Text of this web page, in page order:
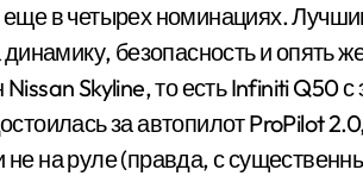
еще в четырех номинациях.
динамику, безопасность и
Skyline, то есть Infiniti Q50
за автопилот ProPilot
на руле (правда, с